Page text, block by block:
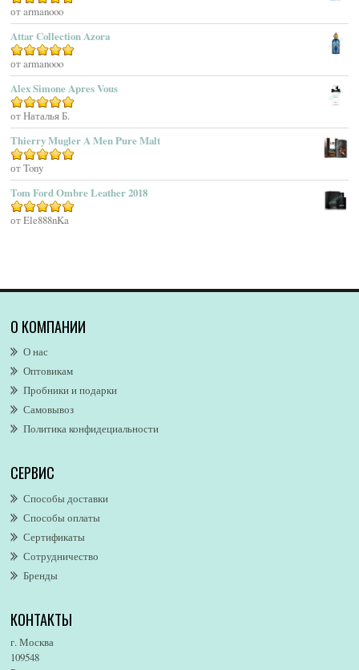
Agnes B
Agonist
Ahjaar
Aigner
Aj Arabia (Widian)
Ajmal
Akro
Al Hamatt
Al Haramain
Al-Jazeera
Alex Simone
Alexander McQueen
Alexandre. J
Alford & Hoff
Alfred Dunhill
Alfred Ritchy
Alfred Sung
AllSaints
Alsayad
Altaia
Alvarez Gomez
Alviero Martini
Alyson Oldoini
American Eagle
Amore Segreto
Оценка5из 5
от armanooo
Attar Collection Azora
Оценка5из 5
от armanooo
Alex Simone Apres Vous
Оценка5из 5
от Наталья Б.
Thierry Mugler A Men Pure Malt
Оценка
от Tony
Tom Ford Ombre Leather 2018
Оценка5из 5
от Ele888nKa
О КОМПАНИИ
О нас
Оптовикам
Пробники и подарки
Самовывоз
Политика конфидециальности
СЕРВИС
Способы доставки
Способы оплаты
Сертификаты
Сотрудничество
Бренды
КОНТАКТЫ
г. Москва
109548